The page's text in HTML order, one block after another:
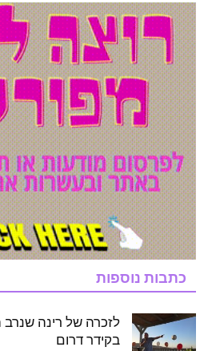
כתבות נוספות
לזכרה של רינה
בקידר דרום